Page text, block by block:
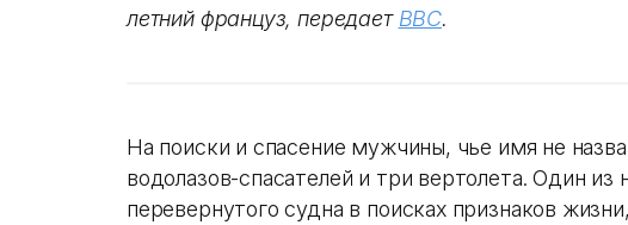
летний француз, передает BBC.
На поиски и спасение мужчины, чье имя не
водолазов-спасателей и три вертолета. Один из
перевернутого судна в поисках признаков